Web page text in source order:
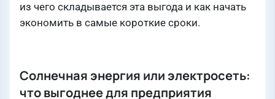
из чего складывается эта выгода и как начать
экономить в самые короткие сроки.
Солнечная энергия или электросеть:
что выгоднее для предприятия